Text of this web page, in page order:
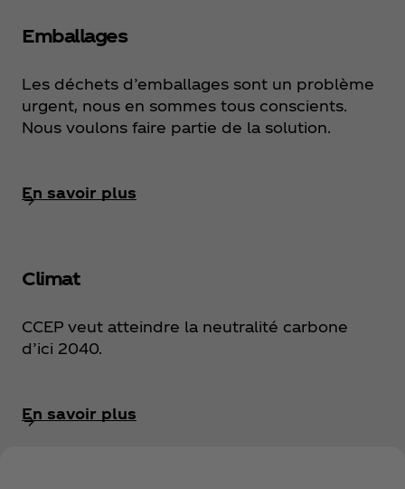
Emballages
Les déchets d’emballages sont un problème
urgent, nous en sommes tous conscients.
Nous voulons faire partie de la solution.
En savoir plus
Climat
CCEP veut atteindre la neutralité carbone
d’ici 2040.
En savoir plus